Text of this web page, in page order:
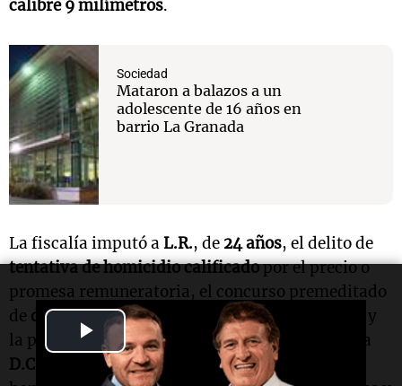
Play
Video
calibre 9 milímetros.
Sociedad
Mataron a balazos a un
adolescente de 16 años en
barrio La Granada
La fiscalía imputó aL.R., de 24 años, el delito de
tentativa de homicidio calificadopor el precio o
promesa remuneratoria, el concurso premeditado
de dos o más personas , el uso dearma de fuego
y
la participación demenores de edad . En tanto, a
D.C.
19 años, se le atribuyó tentativa de